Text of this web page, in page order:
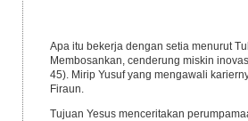
Apa itu bekerja dengan setia menurut
Membosankan, cenderung miskin
45). Mirip Yusuf yang mengawali
Firaun.
Tujuan Yesus menceritakan